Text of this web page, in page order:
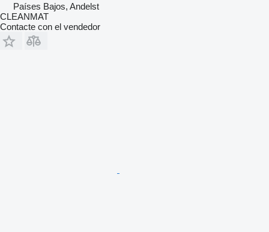
Países Bajos, Andelst
CLEANMAT
Contacte con el vendedor